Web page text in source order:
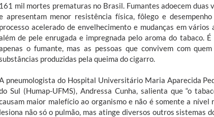
161 mil mortes prematuras no Brasil. Fumantes adoecem duas
apresentam menor resistência física, fôlego e
processo acelerado de envelhecimento e mudanças em
de pele enrugada e impregnada pelo aroma do tabaco.
o fumante, mas as pessoas que convivem com
produzidas pela queima do cigarro.
A pneumologista do Hospital Universitário Maria Aparecida
Sul (Humap-UFMS), Andressa Cunha, salienta que “o
maior malefício ao organismo e não é somente a
lesiona não só o pulmão, mas atinge diversos outros sistemas